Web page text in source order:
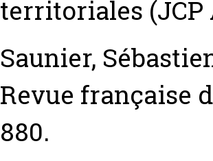
territoriales (JCP
Saunier,
Revue française
880.